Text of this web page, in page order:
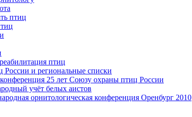
птиц
птиц
России и региональные списки
25 лет Союзу охраны птиц России
учёт белых аистов
орнитологическая конференция Оренбург 2010